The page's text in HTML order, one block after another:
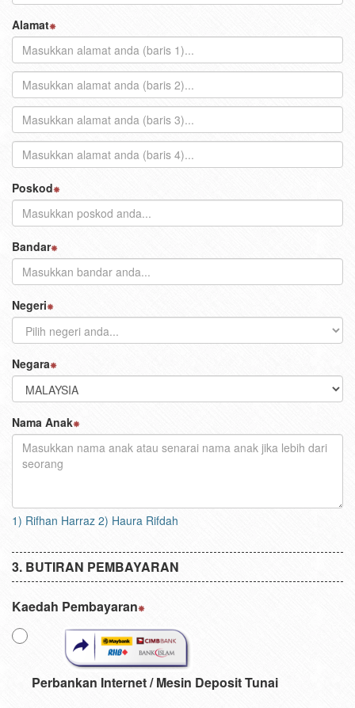
Alamat
Poskod
Bandar
Negeri
Negara
Nama Anak
1) Rifhan Harraz 2) Haura Rifdah
BUTIRAN PEMBAYARAN
Kaedah Pembayaran
Perbankan Internet / Mesin Deposit Tunai